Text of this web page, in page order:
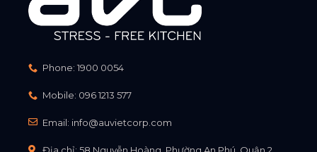
Phone: 1900 0054
Mobile: 096 1213 577
Email: info@auvietcorp.com